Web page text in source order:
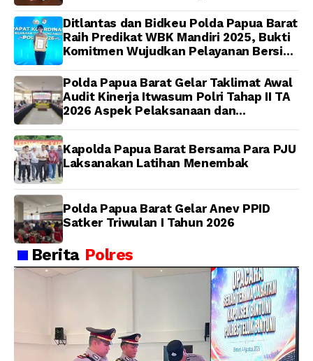
Ditlantas dan Bidkeu Polda Papua Barat
Raih Predikat WBK Mandiri 2025, Bukti
Komitmen Wujudkan Pelayanan Bersih
Polda Papua Barat Gelar Taklimat Awal
Audit Kinerja Itwasum Polri Tahap II TA
2026 Aspek Pelaksanaan dan
Kapolda Papua Barat Bersama Para PJU
Laksanakan Latihan Menembak
Polda Papua Barat Gelar Anev PPID
Satker Triwulan I Tahun 2026
Berita Polres